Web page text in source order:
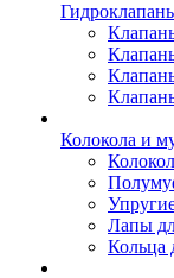
Колокола и
Лапы